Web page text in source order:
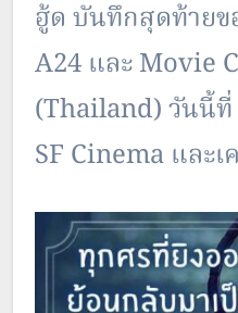
ฮู้ด บันทึกสุดท้ายข
A24 และ Movie
(Thailand) วันนี้
SF Cinema และ